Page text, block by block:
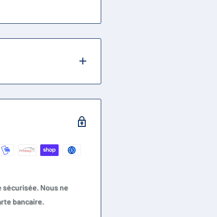
Nous ne
bancaire.